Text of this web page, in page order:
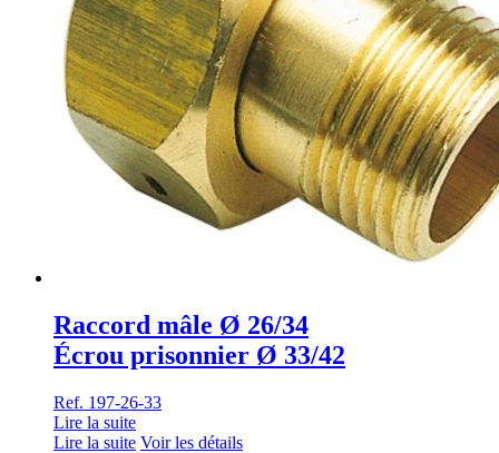
Raccord mâle Ø 26/34
Écrou prisonnier Ø 33/42
Ref. 197-26-33
Lire la suite
Lire la suite Voir les détails